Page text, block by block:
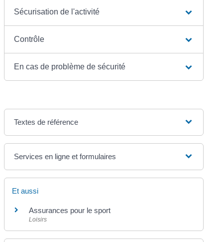
Sécurisation de l'activité
Contrôle
En cas de problème de sécurité
Textes de référence
Services en ligne et formulaires
Et aussi
Assurances pour le sport
Loisirs